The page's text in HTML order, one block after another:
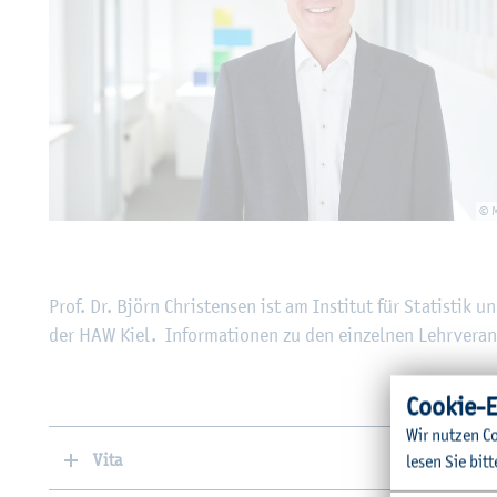
©
Prof. Dr. Björn Chris­ten­sen ist am In­sti­tut für Sta­tis­tik
der HAW Kiel. In­for­ma­tio­nen zu den ein­zel­nen
Vita
Coo­kie-
Wir nut­zen
lesen Sie